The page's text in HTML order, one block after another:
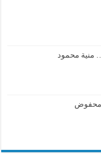
منية محمود
محفوض